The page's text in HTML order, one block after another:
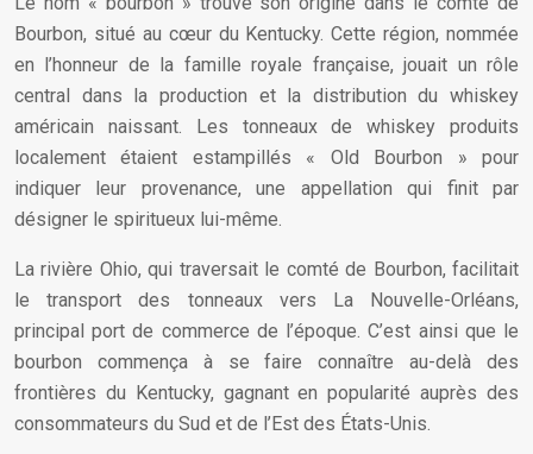
Bourbon, situé au cœur du Kentucky. Cette région, nommée
en l’honneur de la famille royale française, jouait un rôle
central dans la production et la distribution du whiskey
américain naissant. Les tonneaux de whiskey produits
localement étaient estampillés « Old Bourbon » pour
indiquer leur provenance, une appellation qui finit par
désigner le spiritueux lui-même.
La rivière Ohio, qui traversait le comté de Bourbon, facilitait
le transport des tonneaux vers La Nouvelle-Orléans,
principal port de commerce de l’époque. C’est ainsi que le
bourbon commença à se faire connaître au-delà des
frontières du Kentucky, gagnant en popularité auprès des
consommateurs du Sud et de l’Est des États-Unis.